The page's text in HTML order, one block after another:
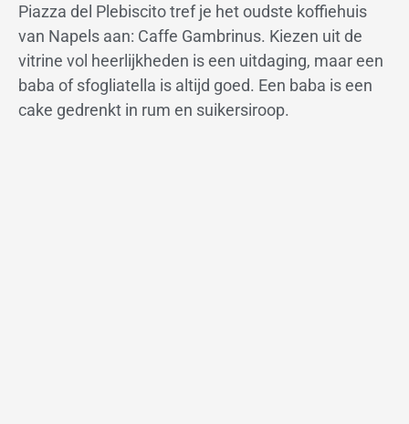
Piazza del Plebiscito tref je het oudste koffiehuis
van Napels aan: Caffe Gambrinus. Kiezen uit de
vitrine vol heerlijkheden is een uitdaging, maar een
baba of sfogliatella is altijd goed. Een baba is een
cake gedrenkt in rum en suikersiroop.